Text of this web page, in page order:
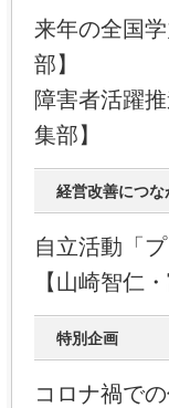
来年の全国
部】
障害者活躍
集部】
経営改善につ
自立活動「
【山崎智仁
特別企画
コロナ禍で